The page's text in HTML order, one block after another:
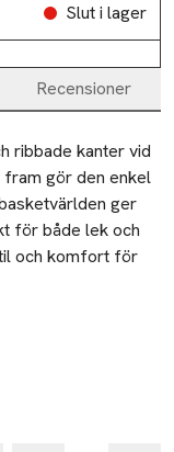
Slut i lager
Recensioner
ribbade kanter vid
fram gör den enkel
ger
för både lek och
och komfort för